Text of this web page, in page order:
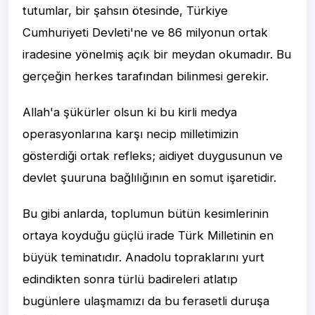
tutumlar, bir şahsın ötesinde, Türkiye
Cumhuriyeti Devleti'ne ve 86 milyonun ortak
iradesine yönelmiş açık bir meydan okumadır. Bu
gerçeğin herkes tarafından bilinmesi gerekir.
Allah'a şükürler olsun ki bu kirli medya
operasyonlarına karşı necip milletimizin
gösterdiği ortak refleks; aidiyet duygusunun ve
devlet şuuruna bağlılığının en somut işaretidir.
Bu gibi anlarda, toplumun bütün kesimlerinin
ortaya koyduğu güçlü irade Türk Milletinin en
büyük teminatıdır. Anadolu topraklarını yurt
edindikten sonra türlü badireleri atlatıp
bugünlere ulaşmamızı da bu ferasetli duruşa